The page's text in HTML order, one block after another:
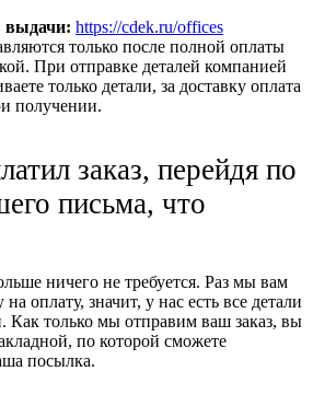
выдачи: https://cdek.ru/offices
только после полной оплаты
При отправке деталей компанией
только детали, за доставку оплата
получении.
заказ, перейдя по
письма, что
ничего не требуется. Раз мы вам
оплату, значит, у нас есть все детали
Как только мы отправим ваш заказ, вы
по которой сможете
посылка.